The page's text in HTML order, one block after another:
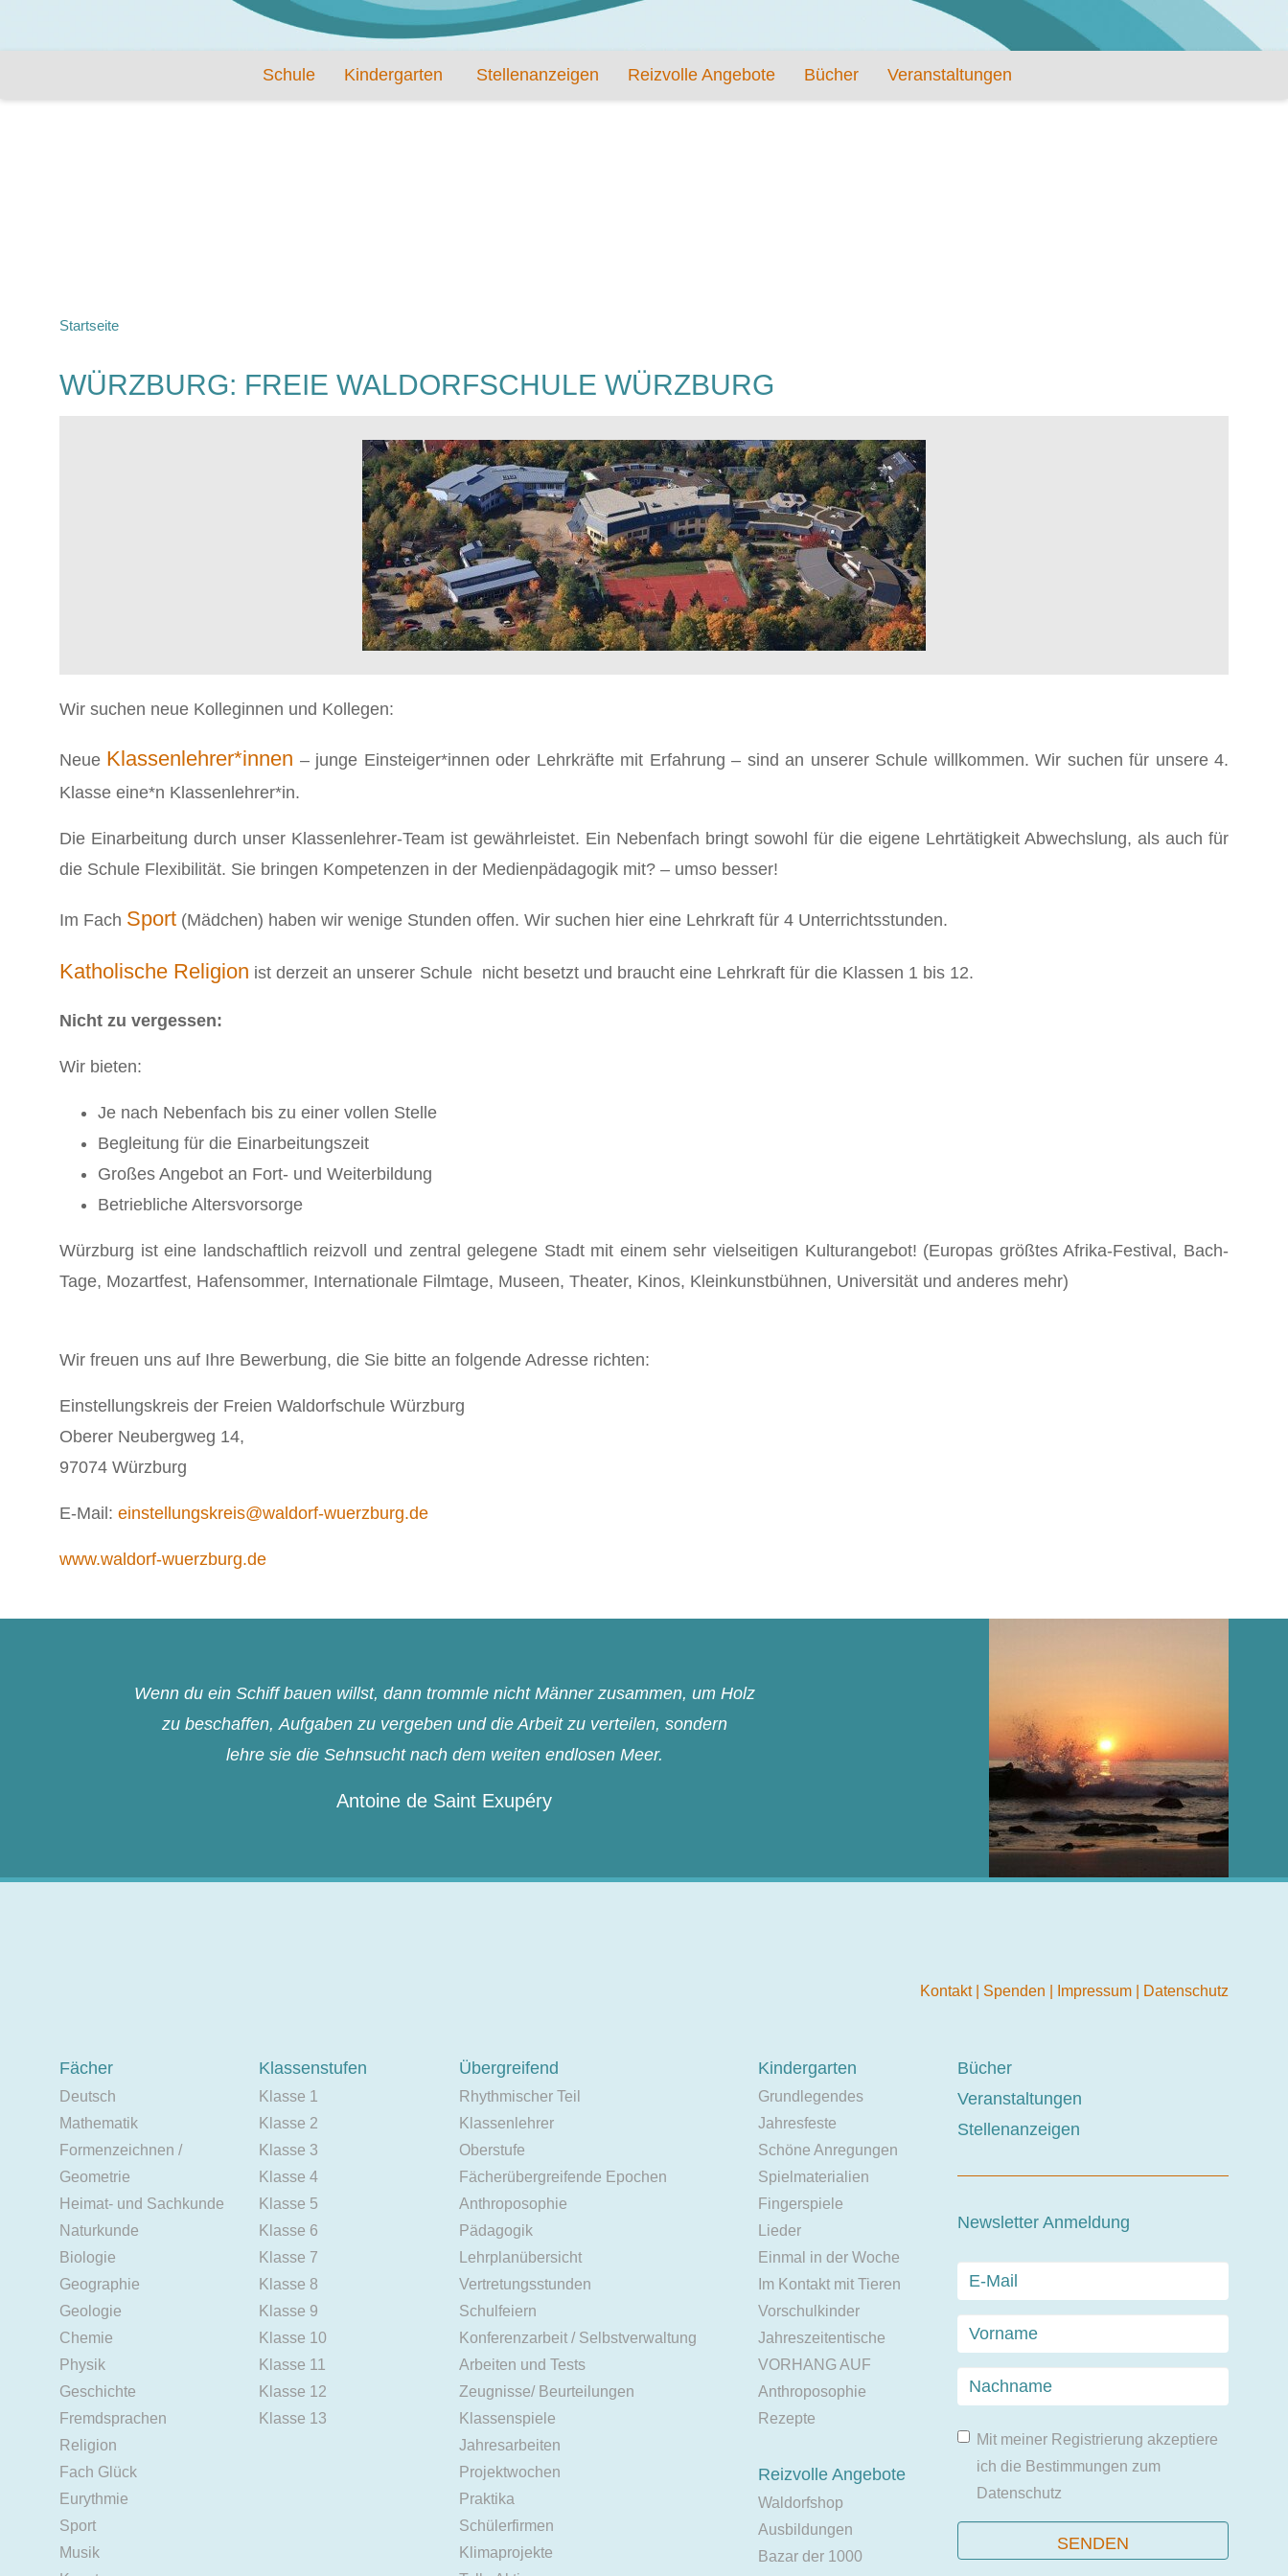
Schule Kindergarten Stellenanzeigen Reizvolle Angebote Bücher Veranstaltungen
Startseite
WÜRZBURG: FREIE WALDORFSCHULE WÜRZBURG
Wir suchen neue Kolleginnen und Kollegen:
Neue Klassenlehrer*innen – junge Einsteiger*innen oder Lehrkräfte mit Erfahrung – sind an unserer Schule willkommen. Wir suchen für unsere 4.
Klasse eine*n Klassenlehrer*in.
Die Einarbeitung durch unser Klassenlehrer-Team ist gewährleistet. Ein Nebenfach bringt sowohl für die eigene Lehrtätigkeit Abwechslung, als auch für
die Schule Flexibilität. Sie bringen Kompetenzen in der Medienpädagogik mit? – umso besser!
Im Fach Sport (Mädchen) haben wir wenige Stunden offen. Wir suchen hier eine Lehrkraft für 4 Unterrichtsstunden.
Katholische Religion ist derzeit an unserer Schule nicht besetzt und braucht eine Lehrkraft für die Klassen 1 bis 12.
Nicht zu vergessen:
Wir bieten:
Je nach Nebenfach bis zu einer vollen Stelle
Begleitung für die Einarbeitungszeit
Großes Angebot an Fort- und Weiterbildung
Betriebliche Altersvorsorge
Würzburg ist eine landschaftlich reizvoll und zentral gelegene Stadt mit einem sehr vielseitigen Kulturangebot! (Europas größtes Afrika-Festival, Bach-
Tage, Mozartfest, Hafensommer, Internationale Filmtage, Museen, Theater, Kinos, Kleinkunstbühnen, Universität und anderes mehr)
Wir freuen uns auf Ihre Bewerbung, die Sie bitte an folgende Adresse richten:
Einstellungskreis der Freien Waldorfschule Würzburg
Oberer Neubergweg 14,
97074 Würzburg
E-Mail: einstellungskreis@waldorf-wuerzburg.de
www.waldorf-wuerzburg.de
Wenn du ein Schiff bauen willst, dann trommle nicht Männer zusammen, um Holz
zu beschaffen, Aufgaben zu vergeben und die Arbeit zu verteilen, sondern
lehre sie die Sehnsucht nach dem weiten endlosen Meer.
Antoine de Saint Exupéry
Kontakt Spenden Impressum Datenschutz
Fächer
Deutsch
Mathematik
Formenzeichnen /
Geometrie
Heimat- und Sachkunde
Naturkunde
Biologie
Geographie
Geologie
Chemie
Physik
Geschichte
Fremdsprachen
Religion
Fach Glück
Eurythmie
Sport
Musik
Klassenstufen
Klasse 1
Klasse 2
Klasse 3
Klasse 4
Klasse 5
Klasse 6
Klasse 7
Klasse 8
Klasse 9
Klasse 10
Klasse 11
Klasse 12
Klasse 13
Übergreifend
Rhythmischer Teil
Klassenlehrer
Oberstufe
Fächerübergreifende Epochen
Anthroposophie
Pädagogik
Lehrplanübersicht
Vertretungsstunden
Schulfeiern
Konferenzarbeit / Selbstverwaltung
Arbeiten und Tests
Zeugnisse/ Beurteilungen
Klassenspiele
Jahresarbeiten
Projektwochen
Praktika
Schülerfirmen
Klimaprojekte
Kindergarten
Grundlegendes
Jahresfeste
Schöne Anregungen
Spielmaterialien
Fingerspiele
Lieder
Einmal in der Woche
Im Kontakt mit Tieren
Vorschulkinder
Jahreszeitentische
VORHANG AUF
Anthroposophie
Rezepte
Reizvolle Angebote
Waldorfshop
Ausbildungen
Bazar der 1000
Bücher
Veranstaltungen
Stellenanzeigen
Newsletter Anmeldung
Mit meiner Registrierung akzeptiere
ich die Bestimmungen zum
Datenschutz